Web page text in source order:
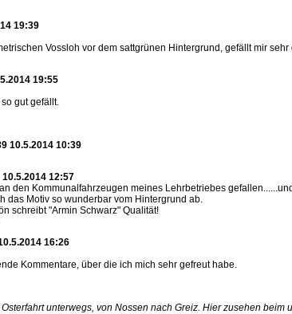
19:39
Vossloh vor dem sattgrünen Hintergrund, gefällt mir sehr
19:55
gut gefällt.
10.5.2014 10:39
12:57
den Kommunalfahrzeugen meines Lehrbetriebes
das Motiv so wunderbar vom Hintergrund ab.
schreibt "Armin Schwarz" Qualität!
16:26
Kommentare, über die ich mich sehr gefreut habe.
unterwegs, von Nossen nach Greiz. Hier zusehen beim